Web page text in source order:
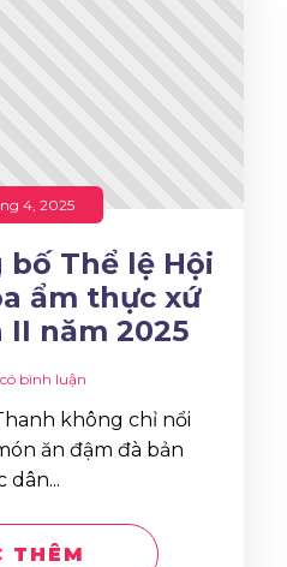
4, 2025
bố Thể lệ Hội
ẩm thực xứ
năm 2025
bình luận
không chỉ nổi
ăn đậm đà bản
dân...
THÊM